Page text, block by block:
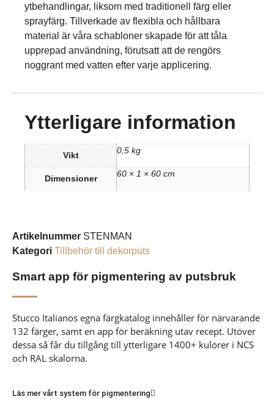
ytbehandlingar, liksom med traditionell färg eller
sprayfärg. Tillverkade av flexibla och hållbara
material är våra schabloner skapade för att tåla
upprepad användning, förutsatt att de rengörs
noggrant med vatten efter varje applicering.
Ytterligare information
Vikt 0,5 kg
Dimensioner 60 × 1 × 60 cm
Artikelnummer STENMAN
Kategori Tillbehör till dekorputs
Smart app för pigmentering av putsbruk
Stucco Italianos egna färgkatalog innehåller för närvarande
132 färger, samt en app för beräkning utav recept. Utöver
dessa så får du tillgång till ytterligare 1400+ kulörer i NCS
och RAL skalorna.
Läs mer vårt system för pigmentering